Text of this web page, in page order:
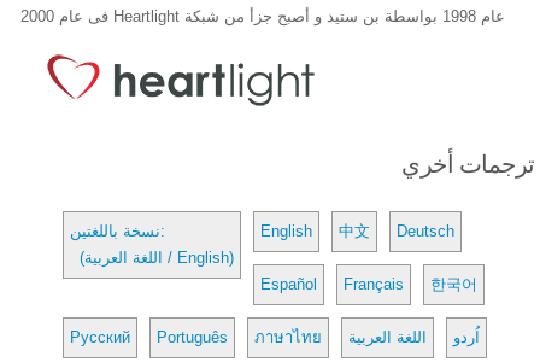
عام 1998 بواسطة بن ستيد و أصبح جزأ من شبكة Heartlight فى عام 2000
ترجمات أخري
نسخة باللغتين:
(اللغة العربية / English)
English 中文 Deutsch
Español Français 한국어
Русский Português ภาษาไทย اللغة العربية اُردو